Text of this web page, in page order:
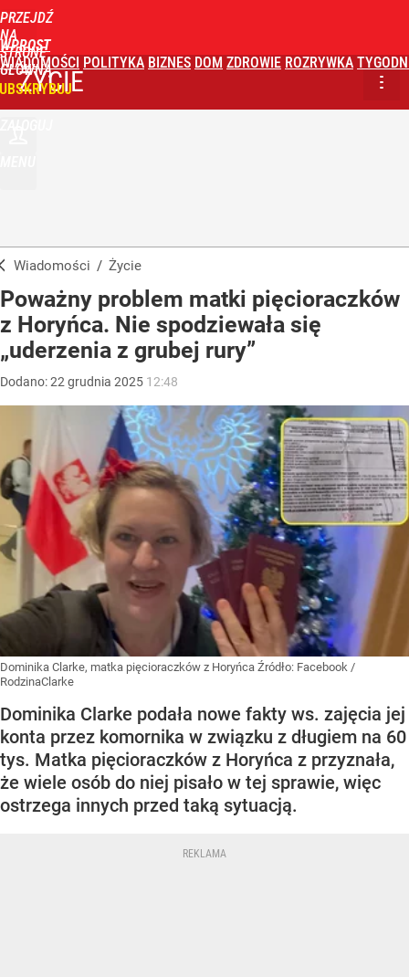
PRZEJDŹ
NA
STRONĘ
GŁÓWNĄ
WPROST
WIADOMOŚCI POLITYKA BIZNES DOM ZDROWIE ROZRYWKA
ŻYCIE
Wiadomości / Życie
Poważny problem matki pięcioraczków
z Horyńca. Nie spodziewała się
„uderzenia z grubej rury”
Dodano:22 grudnia 2025 12:48
Dominika Clarke, matka pięcioraczków z Horyńca Źródło: Facebook /
RodzinaClarke
Dominika Clarke podała nowe fakty ws. zajęcia jej
konta przez komornika w związku z długiem na 60
tys. Matka pięcioraczków z Horyńca z przyznała,
że wiele osób do niej pisało w tej sprawie, więc
ostrzega innych przed taką sytuacją.